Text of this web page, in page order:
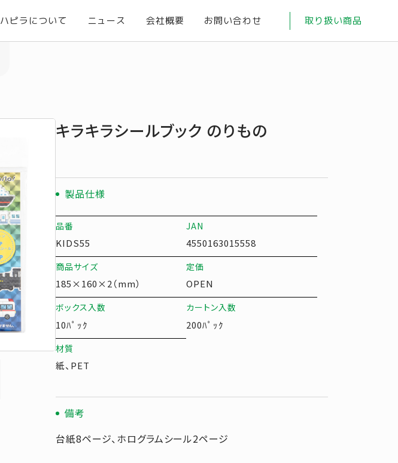
ハピラについて ニュース 会社概要 お問い合わせ 取り扱い商品
キラキラシールブック のりもの
製品仕様
品番
KIDS55
JAN
4550163015558
商品サイズ
185×160×2（mm）
定価
OPEN
ボックス入数
10ﾊﾟｯｸ
カートン入数
200ﾊﾟｯｸ
材質
紙、PET
備考
台紙8ページ、ホログラムシール2ページ